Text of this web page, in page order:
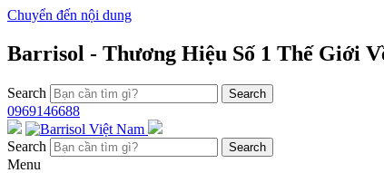
Chuyển đến nội dung
Barrisol - Thương Hiệu Số 1 Thế Giới
Search
0969146688
Search
Menu